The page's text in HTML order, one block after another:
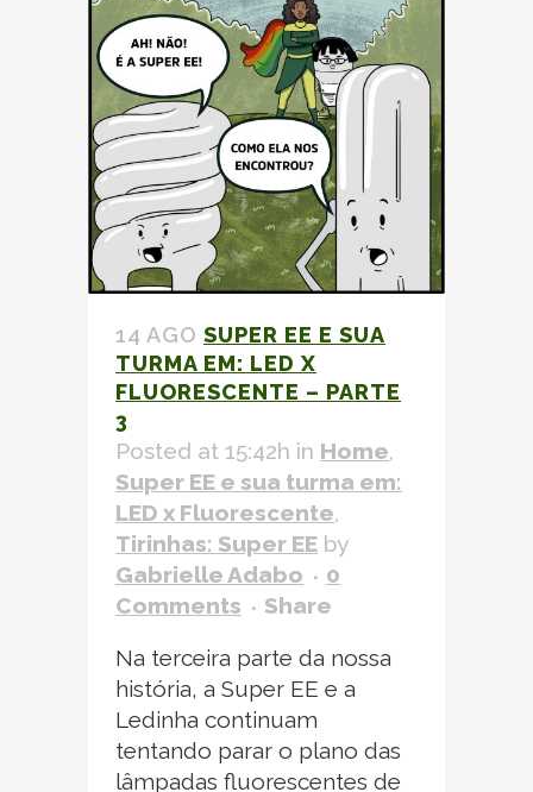
14 AGO SUPER EE E SUA
TURMA EM: LED X
FLUORESCENTE – PARTE
3
Posted at 15:42h in Home,
Super EE e sua turma em:
LED x Fluorescente,
Tirinhas: Super EE by
Gabrielle Adabo
0
Comments
Share
Na terceira parte da nossa
história, a Super EE e a
Ledinha continuam
tentando parar o plano das
lâmpadas fluorescentes de